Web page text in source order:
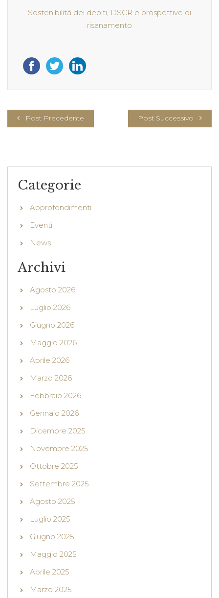
Sostenibilità dei debiti, DSCR e prospettive di
risanamento
Post Precedente Post Successivo
Categorie
Approfondimenti
Eventi
News
Archivi
Agosto 2026
Luglio 2026
Giugno 2026
Maggio 2026
Aprile 2026
Marzo 2026
Febbraio 2026
Gennaio 2026
Dicembre 2025
Novembre 2025
Ottobre 2025
Settembre 2025
Agosto 2025
Luglio 2025
Giugno 2025
Maggio 2025
Aprile 2025
Marzo 2025